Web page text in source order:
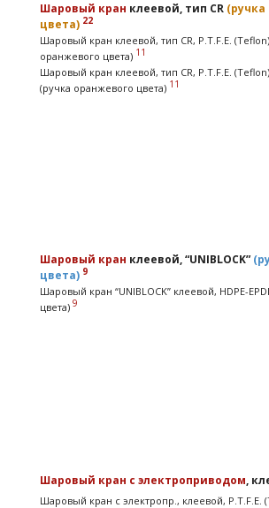
Шаровый кран клеевой, тип CR (ручка
цвета) 22
Шаровый кран клеевой, тип CR, P.T.F.E.
оранжевого цвета) 11
Шаровый кран клеевой, тип CR, P.T.F.E.
(ручка оранжевого цвета) 11
Шаровый кран клеевой, “UNIBLOCK”
цвета) 9
Шаровый кран “UNIBLOCK” клеевой, HDPE-
цвета) 9
Шаровый кран с электроприводом,
Шаровый кран с электропр., клеевой, P.T.F.E.